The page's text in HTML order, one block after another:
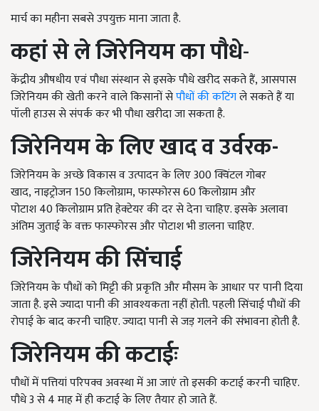
मार्च का महीना सबसे उपयुक्त माना जाता है.
कहां से लेजिरेनियम कापौधे-
केंद्रीय औषधीय एवं पौधा संस्थान से इसके पौधे खरीद सकते हैं,आसपास
जिरेनियम की खेती करने वाले किसानों सेपौधों की कटिंगले सकते हैं या
पॉली हाउस से संपर्क कर भी पौधा खरीदा जा सकता है.
जिरेनियम के लिएखाद व उर्वरक-
जिरेनियम के अच्छे विकास व उत्पादन के लिए300क्विंटल गोबर
खाद,नाइट्रोजन150किलोग्राम,फास्फोरस60किलोग्राम और
पोटाश40किलोग्राम प्रति हेक्टेयर की दर से देना चाहिए. इसके अलावा
अंतिम जुताई के वक्त फास्फोरस और पोटाश भी डालना चाहिए.
जिरेनियम की सिंचाई
जिरेनियम के पौधों को मिट्टी की प्रकृति और मौसम के आधार पर पानी दिया
जाता है. इसे ज्यादा पानी की आवश्यकता नहीं होती. पहली सिंचाई पौधों की
रोपाई के बाद करनी चाहिए. ज्यादा पानी से जड़ गलने की संभावना होती है.
जिरेनियम कीकटाईः
पौधों में पत्तियां परिपक्व अवस्था में आ जाएं तो इसकी कटाई करनी चाहिए.
पौधे3से4माह में ही कटाई के लिए तैयार हो जाते हैं.